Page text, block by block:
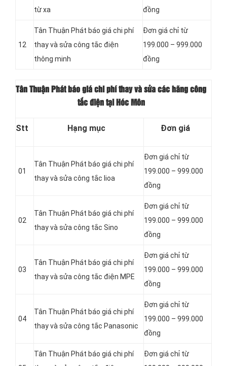
từ xa
đồng
12
Tân Thuận Phát báo giá chi phí
thay và sửa công tắc điện
thông minh
Đơn giá chỉ từ
199.000 – 999.000
đồng
Tân Thuận Phát báo giá chi phí thay và sửa các hãng công
tắc điện tại Hóc Môn
Stt Hạng mục Đơn giá
01
Tân Thuận Phát báo giá chi phí
thay và sửa công tắc lioa
Đơn giá chỉ từ
199.000 – 999.000
đồng
02
Tân Thuận Phát báo giá chi phí
thay và sửa công tắc Sino
Đơn giá chỉ từ
199.000 – 999.000
đồng
03
Tân Thuận Phát báo giá chi phí
thay và sửa công tắc điện MPE
Đơn giá chỉ từ
199.000 – 999.000
đồng
04
Tân Thuận Phát báo giá chi phí
thay và sửa công tắc Panasonic
Đơn giá chỉ từ
199.000 – 999.000
đồng
Tân Thuận Phát báo giá chi phí
Đơn giá chỉ từ